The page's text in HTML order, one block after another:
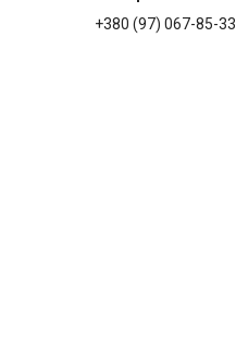
+380 (97) 067-85-33